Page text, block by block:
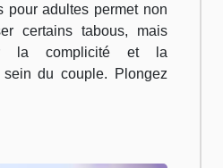
pour adultes permet non
certains tabous, mais
la complicité et la
du couple. Plongez